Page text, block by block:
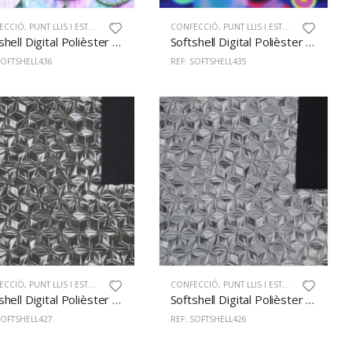
, PUNT LLIS I ESTAMPAT
Softshell Digital Polièster 100% 145cm 436
CONFECCIÓ, PUNT LLIS I ESTAMPAT
Softshell Digital Polièster 100% 145cm 435
REF: SOFTSHELL435
, PUNT LLIS I ESTAMPAT
Softshell Digital Polièster 100% 145cm 427
CONFECCIÓ, PUNT LLIS I ESTAMPAT
Softshell Digital Polièster 100% 145cm 426
REF: SOFTSHELL426